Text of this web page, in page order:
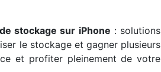
stockage sur iPhone : solutions
le stockage et gagner plusieurs
et profiter pleinement de votre